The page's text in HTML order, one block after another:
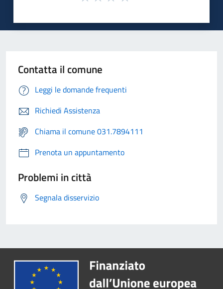
Contatta il comune
Leggi le domande frequenti
Richiedi Assistenza
Chiama il comune 031.7894111
Prenota un appuntamento
Problemi in città
Segnala disservizio